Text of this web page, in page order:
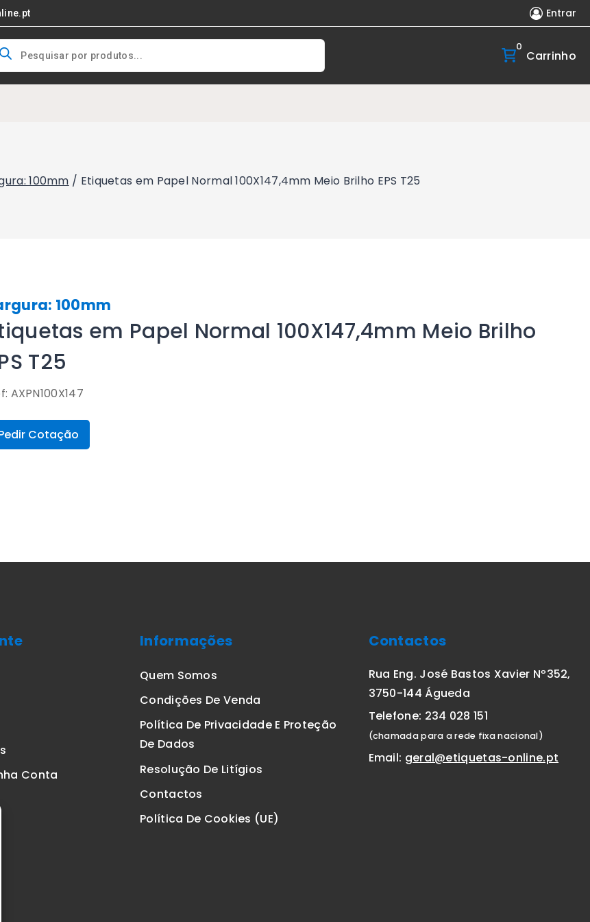
Entrar
0
Carrinho
100mm / Etiquetas em Papel Normal 100X147,4mm Meio Brilho EPS T25
100mm
em Papel Normal 100X147,4mm Meio Brilho
T25
AXPN100X147
Cotação
Conta
Informações
Quem Somos
Condições De Venda
Política De Privacidade E Proteção
De Dados
Resolução De Litígios
Contactos
Política De Cookies (UE)
Contactos
Rua Eng. José Bastos Xavier Nº352,
3750-144 Águeda
Telefone: 234 028 151
(chamada para a rede fixa nacional)
Email: geral@etiquetas-online.pt